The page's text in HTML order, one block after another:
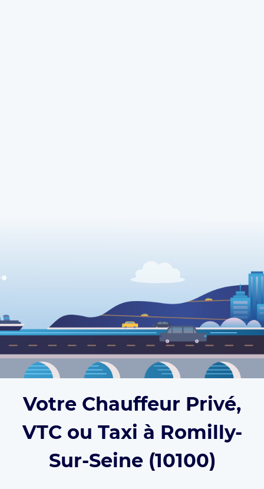
Votre Chauffeur Privé,
VTC ou Taxi à Romilly-
Sur-Seine (10100)